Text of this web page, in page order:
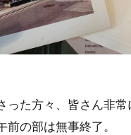
った方々、皆さん非
前の部は無事終了。